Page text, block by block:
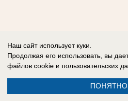
Наш сайт использует куки.
Продолжая его использовать, вы
файлов cookie и пользовательских
ПОНЯТНО